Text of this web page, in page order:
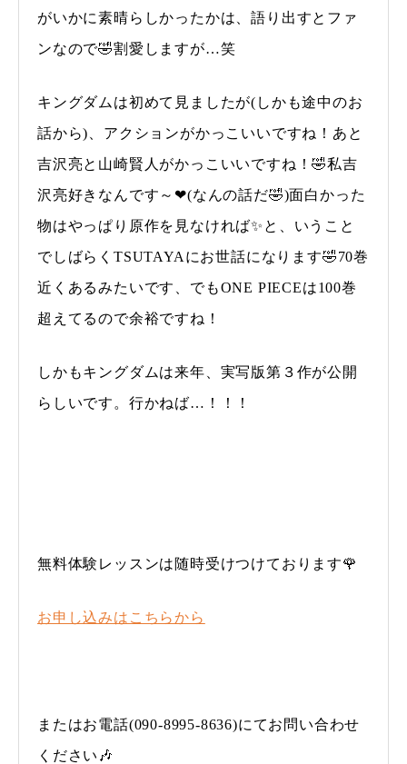
がいかに素晴らしかったかは、語り出すとファ
ンなので🤣割愛しますが…笑
キングダムは初めて見ましたが(しかも途中のお
話から)、アクションがかっこいいですね！あと
吉沢亮と山崎賢人がかっこいいですね！🤣私吉
沢亮好きなんです～❤(なんの話だ🤣)面白かった
物はやっぱり原作を見なければ✨と、いうこと
でしばらくTSUTAYAにお世話になります🤣70巻
近くあるみたいです、でもONE PIECEは100巻
超えてるので余裕ですね！
しかもキングダムは来年、実写版第３作が公開
らしいです。行かねば…！！！
無料体験レッスンは随時受けつけております🌹
お申し込みはこちらから
またはお電話(090-8995-8636)にてお問い合わせ
ください🎶